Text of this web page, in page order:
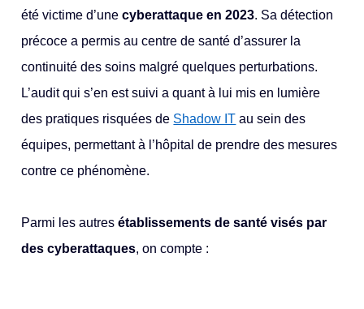
été victime d’unecyberattaque en 2023. Sa détection
précoce a permis au centre de santé d’assurer la
continuité des soins malgré quelques perturbations.
L’audit qui s’en est suivi a quant à lui mis en lumière
des pratiques risquées de Shadow IT au sein des
équipes, permettant à l’hôpital de prendre des mesures
contre ce phénomène.
Parmi les autresétablissements de santé visés par
des cyberattaques, on compte :